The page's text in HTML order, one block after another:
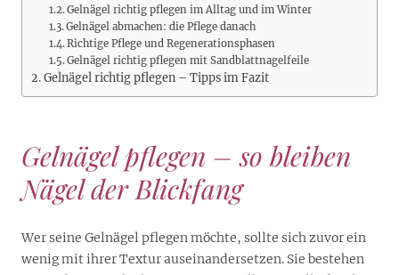
Gelnägel richtig pflegen im Alltag und im Winter
Gelnägel abmachen: die Pflege danach
Richtige Pflege und Regenerationsphasen
Gelnägel richtig pflegen mit Sandblattnagelfeile
Gelnägel richtig pflegen – Tipps im Fazit
Gelnägel pflegen – so bleiben
Nägel der Blickfang
Wer seine Gelnägel pflegen möchte, sollte sich zuvor ein
wenig mit ihrer Textur auseinandersetzen. Sie bestehen